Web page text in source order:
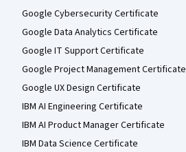
Google Cybersecurity Certificate
Google Data Analytics Certificate
Google IT Support Certificate
Google Project Management Certificate
Google UX Design Certificate
IBM AI Engineering Certificate
IBM AI Product Manager Certificate
IBM Data Science Certificate